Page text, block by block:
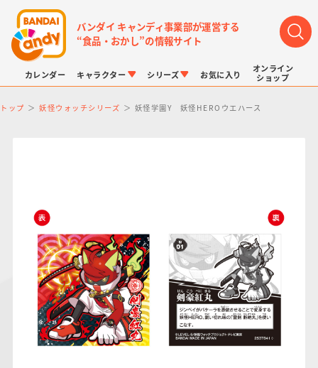
バンダイ キャンディ事業部が運営する
“食品・おかし”の情報サイト
カレンダー キャラクター
仮面ライダーシリー
ズ
ガンダムシリーズ アンパンマン
シリーズ
キャラパキ
にふぉるめーしょん
＆スクエアシール
ポケモンスケールワ
ールド
お気に入り
オンライン
ショップ
トップ 妖怪ウォッチシリーズ 妖怪学園Y 妖怪HEROウエハース